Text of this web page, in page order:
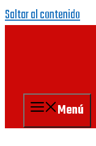
Saltar al contenido
Menú